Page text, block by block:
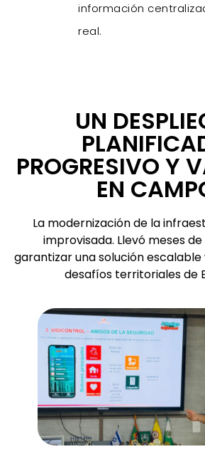
información
real.
UN
PROGRESIVO Y
EN
La modernización de la
improvisada. Llevó meses
garantizar una solución
desafíos territoriales de